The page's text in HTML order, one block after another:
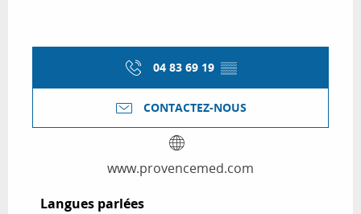
04 83 69 19 ▒▒
CONTACTEZ-NOUS
www.provencemed.com
Langues parlées
Langues parlées